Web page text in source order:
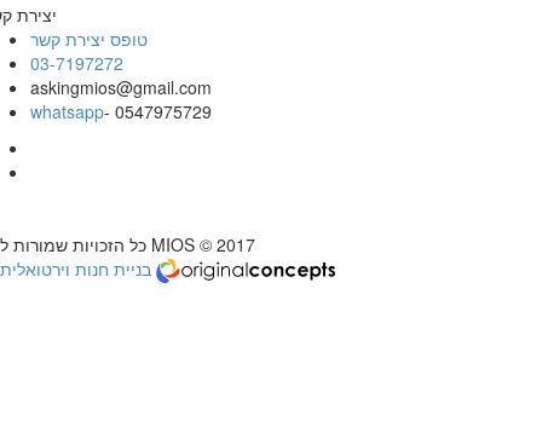
יצירת
טופס יצירת קשר
03-7197272
askingmios@gmail.com
whatsapp- 0547975729
כל הזכויות שמורות ל MIOS © 2017
בניית חנות וירטואלית